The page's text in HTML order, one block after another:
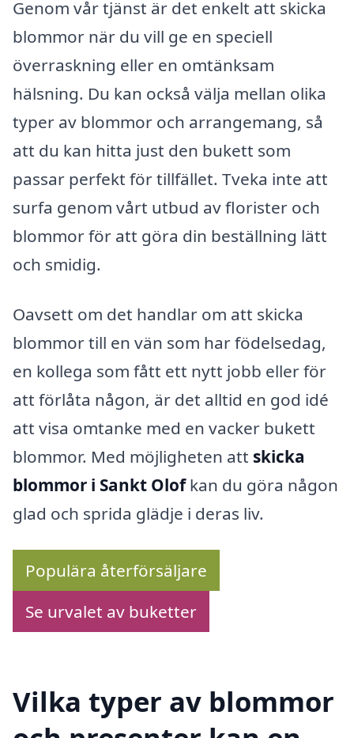
Genom vår tjänst är det enkelt att skicka
blommor när du vill ge en speciell
överraskning eller en omtänksam
hälsning. Du kan också välja mellan olika
typer av blommor och arrangemang, så
att du kan hitta just den bukett som
passar perfekt för tillfället. Tveka inte att
surfa genom vårt utbud av florister och
blommor för att göra din beställning lätt
och smidig.
Oavsett om det handlar om att skicka
blommor till en vän som har födelsedag,
en kollega som fått ett nytt jobb eller för
att förlåta någon, är det alltid en god idé
att visa omtanke med en vacker bukett
blommor. Med möjligheten att skicka
blommor i Sankt Olofkan du göra någon
glad och sprida glädje i deras liv.
Populära återförsäljare
Se urvalet av buketter
Vilka typer av blommor